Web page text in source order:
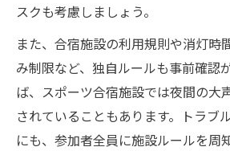
スクも考慮しましょう。
また、合宿施設の利用規則や消灯時
み制限など、独自ルールも事前確認
ば、スポーツ合宿施設では夜間の大
されていることもあります。トラブ
にも、参加者全員に施設ルールを周